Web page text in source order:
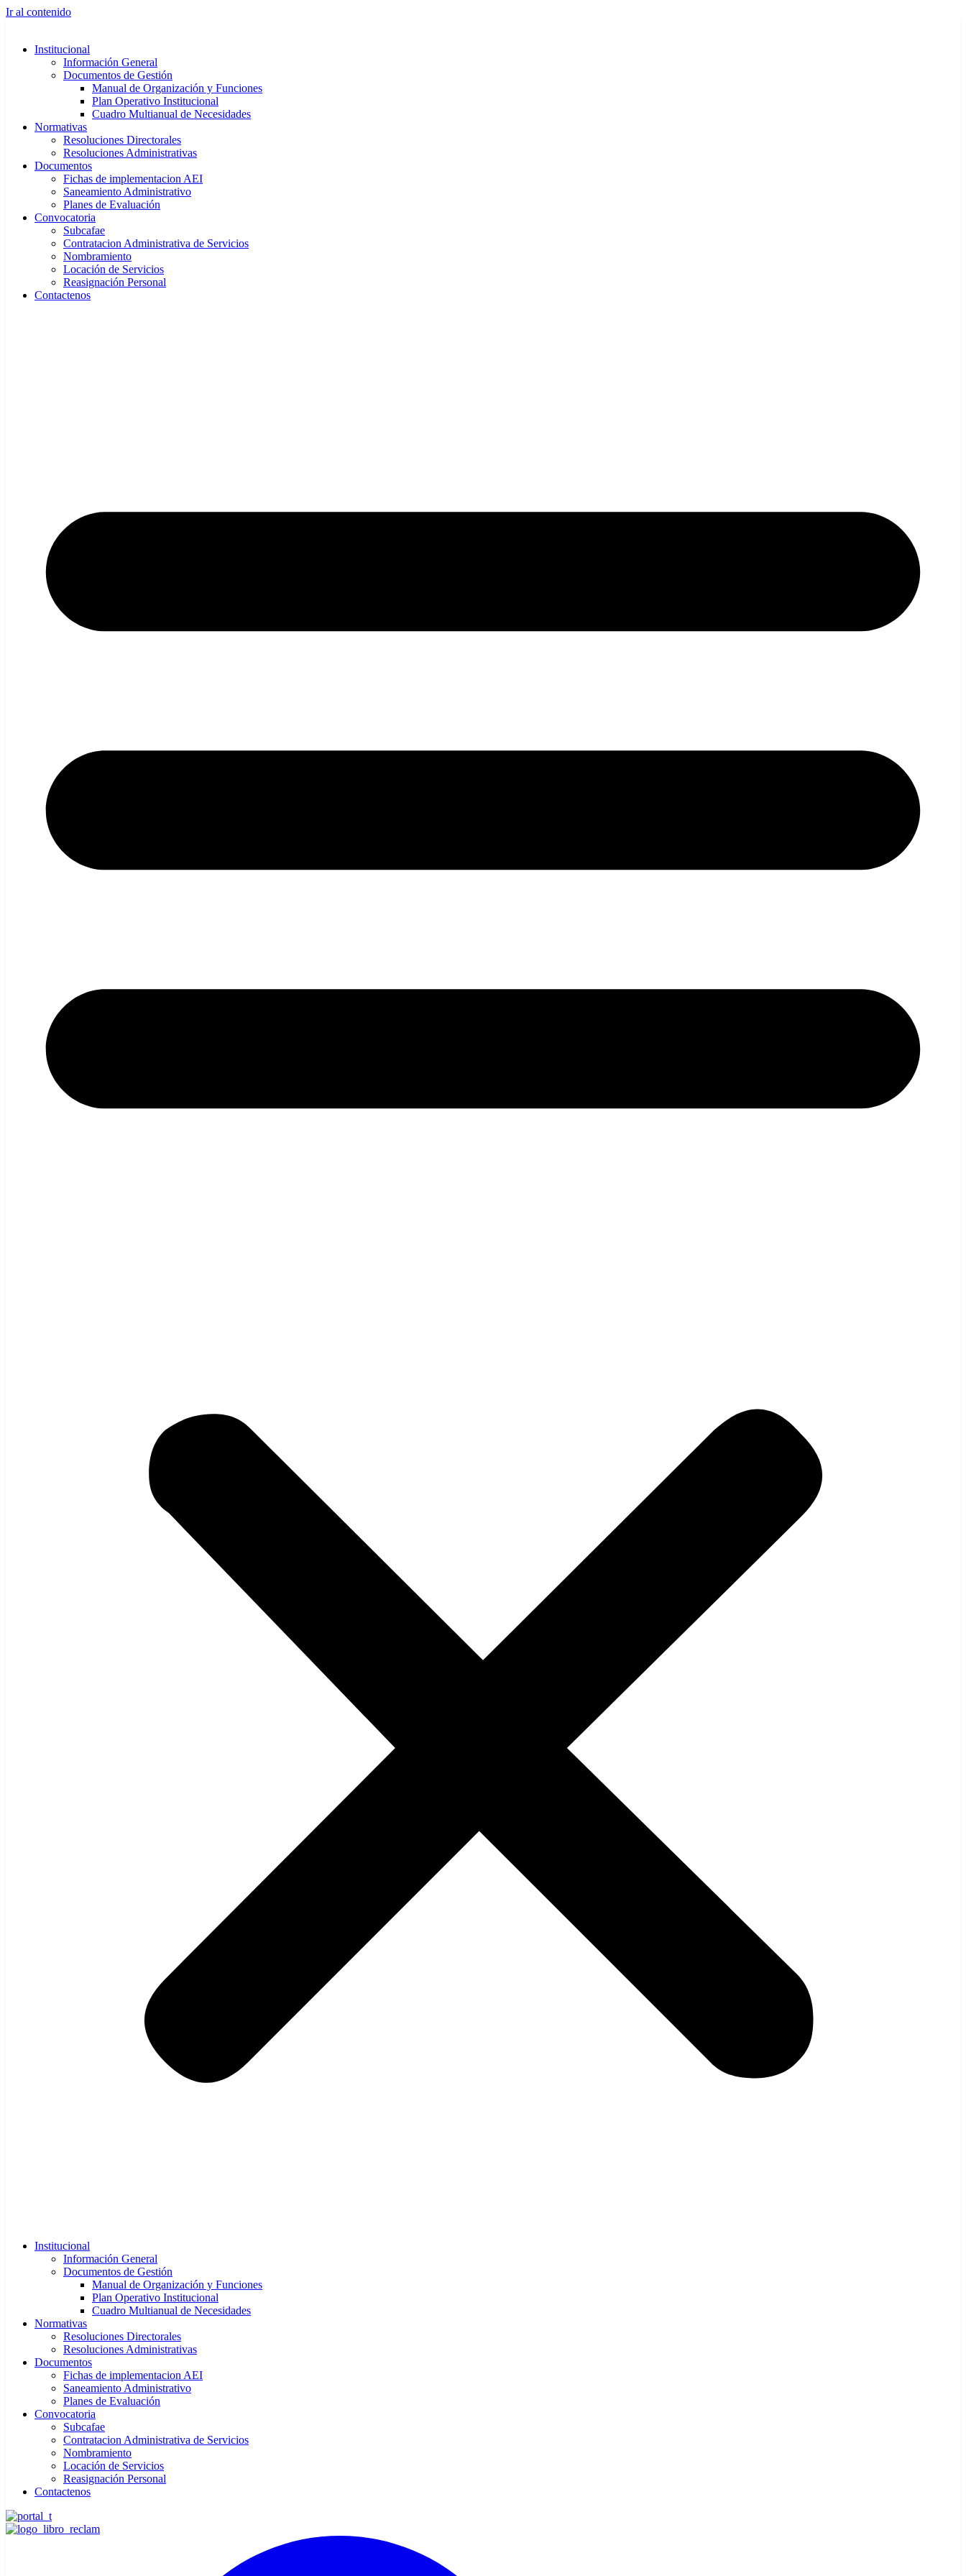
Ir al contenido
Institucional
Información General
Documentos de Gestión
Manual de Organización y Funciones
Plan Operativo Institucional
Cuadro Multianual de Necesidades
Normativas
Resoluciones Directorales
Resoluciones Administrativas
Documentos
Fichas de implementacion AEI
Saneamiento Administrativo
Planes de Evaluación
Convocatoria
Subcafae
Contratacion Administrativa de Servicios
Nombramiento
Locación de Servicios
Reasignación Personal
Contactenos
Institucional
Información General
Documentos de Gestión
Manual de Organización y Funciones
Plan Operativo Institucional
Cuadro Multianual de Necesidades
Normativas
Resoluciones Directorales
Resoluciones Administrativas
Documentos
Fichas de implementacion AEI
Saneamiento Administrativo
Planes de Evaluación
Convocatoria
Subcafae
Contratacion Administrativa de Servicios
Nombramiento
Locación de Servicios
Reasignación Personal
Contactenos